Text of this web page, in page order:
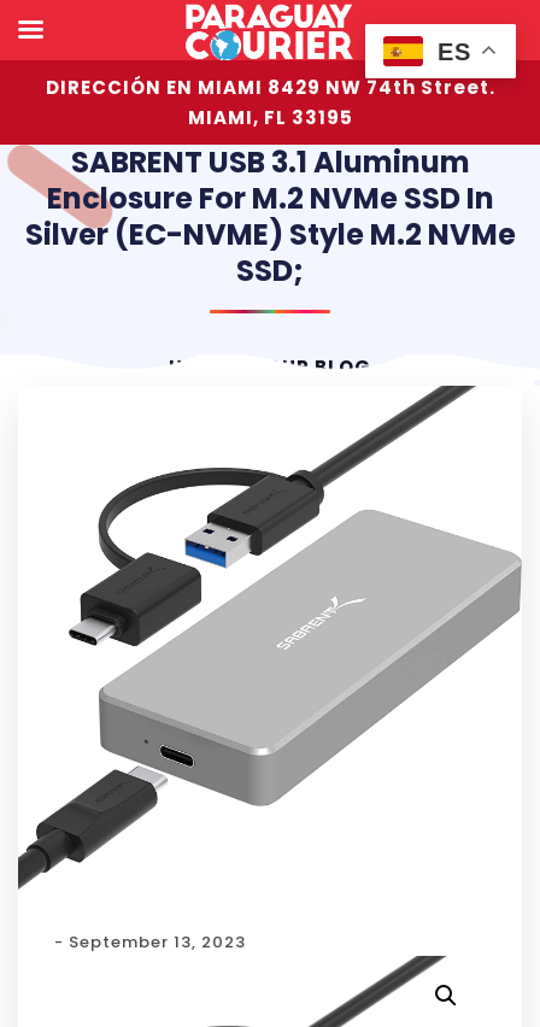
DIRECCIÓN EN MIAMI 8429 NW 74th Street.
MIAMI, FL 33195
SABRENT USB 3.1 Aluminum
Enclosure For M.2 NVMe SSD In
Silver (EC-NVME) Style M.2 NVMe
SSD;
HOME OUR BLOG
- September 13, 2023
ES